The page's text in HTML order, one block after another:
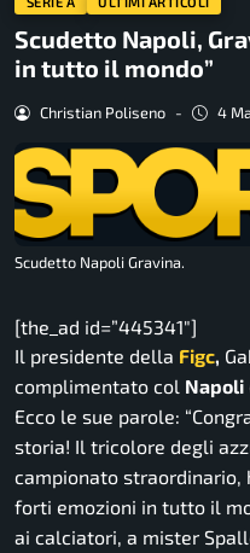
Scudetto Napoli,
in tutto il mondo”
Christian Poliseno - 4
Scudetto Napoli Gravina.
[the_ad id=”445341″]
Il presidente della Figc,
complimentato col Napoli
Ecco le sue parole:
storia! Il tricolore degli
campionato straordinario,
forti emozioni in tutto il
ai calciatori, a mister